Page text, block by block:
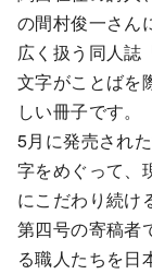
の間村俊一さん
広く扱う同人誌
文字がことばを
しい冊子です。
5月に発売され
字をめぐって、
にこだわり続け
第四号の寄稿者
る職人たちを日